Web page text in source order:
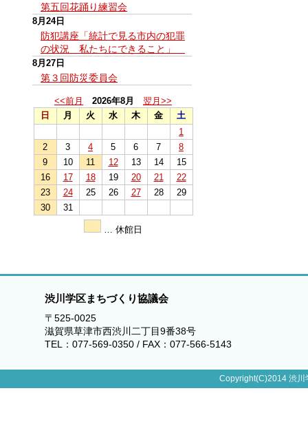
第五回花踊り練習会
8月24日
防犯講座「統計で見る市内の犯罪
の状況 私たちにできること」
8月27日
第３回防災委員会
<<前月 2026年8月
翌月>>
日
月 火 水 木 金
土
1
2
3 4 5 6 7
8
9
10 11 12 13 14
15
16
17 18 19 20 21
22
23
24 25 26 27 28
29
30
31
… 休館日
渋川学区まちづくり協議会
〒525-0025
滋賀県草津市西渋川二丁目9番38号
TEL：077-569-0350 / FAX：077-566-5143
Copyright(C)2014 渋川